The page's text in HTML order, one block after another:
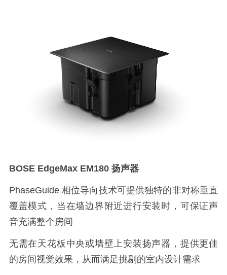
BOSE EdgeMax EM180 扬声器
PhaseGuide 相位导向技术可提供独特的非对称垂直
覆盖模式，当在墙边界附近进行安装时，可保证声
音充满整个房间
无需在天花板中央或墙壁上安装扬声器，提供更佳
的房间视觉效果，从而满足挑剔的室内设计需求